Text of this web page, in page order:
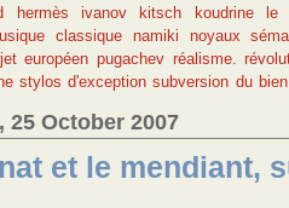
hermès ivanov kitsch koudrine
le
classique namiki
noyaux
européen pugachev réalisme.
stylos d'exception subversion du bien
25 October 2007
et le mendiant,